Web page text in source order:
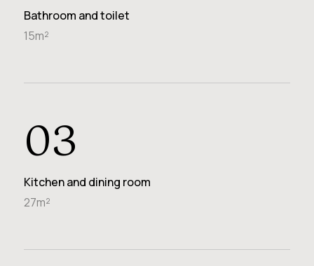
Bathroom and toilet
15m²
03
Kitchen and dining room
27m²